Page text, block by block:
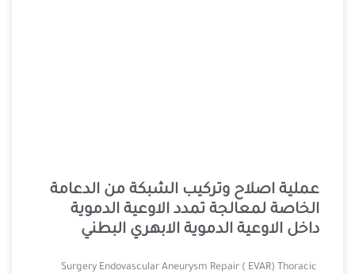
عملية اصلاح وتركيب الشبكة من الدعامة
الخاصة لمعالجة تمدد الاوعية الدموية
داخل الاوعية الدموية الابهري البطني
Surgery Endovascular Aneurysm Repair ( EVAR) Thoracic